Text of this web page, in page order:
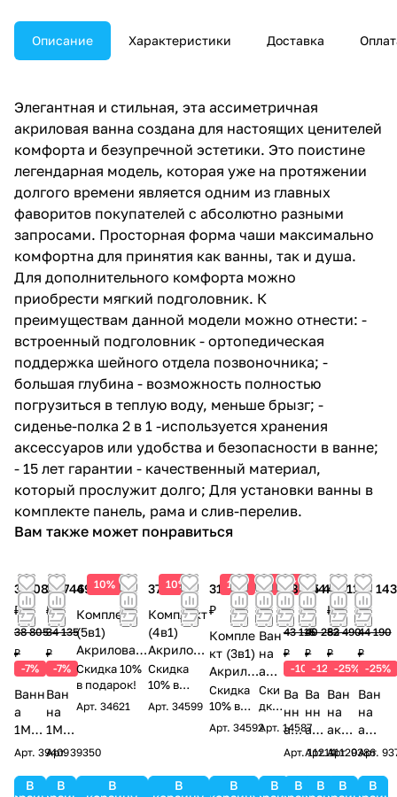
Описание Характеристики Доставка
Элегантная и стильная, эта ассиметричная
акриловая ванна создана для настоящих ценителей
комфорта и безупречной эстетики. Это поистине
легендарная модель, которая уже на протяжении
долгого времени является одним из главных
фаворитов покупателей с абсолютно разными
запросами. Просторная форма чаши максимально
комфортна для принятия как ванны, так и душа.
Для дополнительного комфорта можно
приобрести мягкий подголовник. К
преимуществам данной модели можно отнести: -
встроенный подголовник - ортопедическая
поддержка шейного отдела позвоночника; -
большая глубина - возможность полностью
погрузиться в теплую воду, меньше брызг; -
сиденье-полка 2 в 1 -используется хранения
аксессуаров или удобства и безопасности в ванне;
- 15 лет гарантии - качественный материал,
который прослужит долго; Для установки ванны в
комплекте панель, рама и слив-перелив.
Вам также может понравиться
36 089
₽
38 805
₽
-7%
Ванн
а
1Mar
ka
ANN
Арт. 39409
В
31 746
₽
34 135
₽
-7%
Ван
на
1Mar
ka
ERN
Арт.39350
В
10%
49 500 ₽
Комплект
(5в1)
Акриловая
ванна
TIMO
HELLA1575
Слив-
перелив+Ф
ронтальна
Скидка 10%
в подарок!
Арт.34621
В
10%
37 100 ₽
Комплект
(4в1)
Акрилова
я ванна
TIMO
RITTA157
+ Слив-
перелив+
Скидка
10% в
подарок!
Арт. 34599
В
10%
31 000
₽
Компле
кт (3в1)
Акрило
вая
ванна
TIMO
1500*60
Скидка
10% в
подарок
Арт. 34592
В
10%
30 000
₽
Ван
на
акр
ило
вая
Tim
o
Ски
дка
10%
Арт.14587
В
38 804
₽
43 115
₽
-10%
Ва
нн
а
ак
лов
Арт.11214
В
35 448
₽
40 282
₽
-12%
Ва
нн
а
ак
лов
Арт.11120
В
40 118
₽
53 490
₽
-25%
Ван
на
акри
лова
Vagn
Арт.9386
В
33 143
₽
44 190
₽
-25%
Ван
на
акр
ило
Vag
Арт.
В